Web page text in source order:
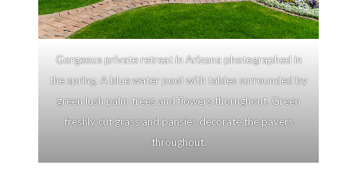
Gorgeous private retreat in Arizona photographed in
the spring. A blue water pool with tables surrounded by
green lush palm trees and flowers thorughout. Green
freshly cut grass and pansies decorate the pavers
throughout.